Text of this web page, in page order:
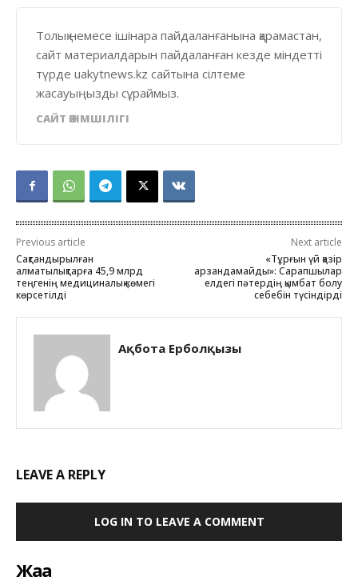
Толық немесе ішінара пайдаланғанына қарамастан,
сайт материалдарын пайдаланған кезде міндетті
түрде uakytnews.kz сайтына сілтеме
жасауыңызды сұраймыз.
САЙТ ӘКІМШІЛІГІ
Previous article
Сақтандырылған
алматылықтарға 45,9 млрд
теңгенің медициналық көмегі
көрсетілді
Next article
«Тұрғын үй қазір
арзандамайды»: Сарапшылар
елдегі пәтердің қымбат болу
себебін түсіндірді
Ақбота Ерболқызы
LEAVE A REPLY
LOG IN TO LEAVE A COMMENT
Жаңа